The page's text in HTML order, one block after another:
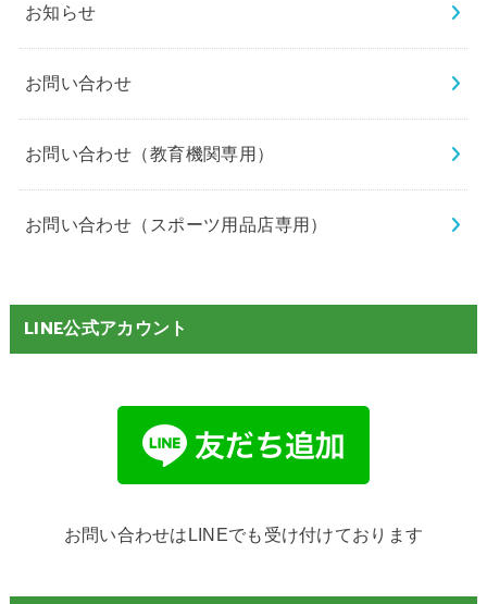
お知らせ
お問い合わせ
お問い合わせ（教育機関専用）
お問い合わせ（スポーツ用品店専用）
LINE公式アカウント
お問い合わせはLINEでも受け付けております